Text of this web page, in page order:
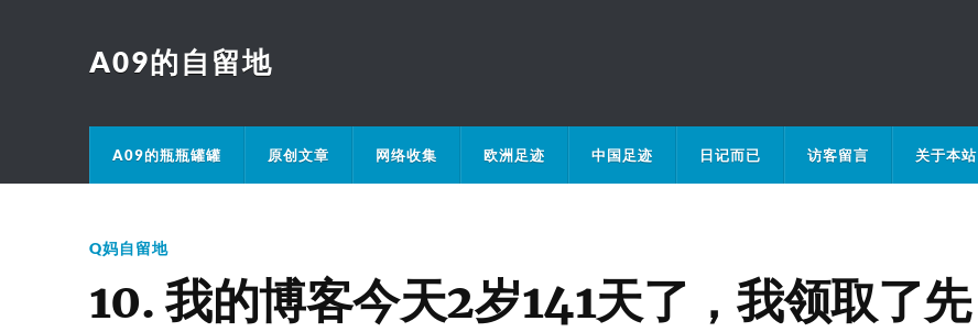
A09的自留地
A09的瓶瓶罐罐 原创文章 网络收集 欧洲足迹 中国足迹 日记而已 访客留言 关于本站
Q妈自留地
10. 我的博客今天2岁141天了，我领取了先